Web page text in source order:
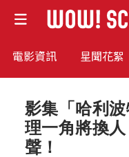
電影資訊 星聞花絮
影集「哈利
理一角將換
聲！